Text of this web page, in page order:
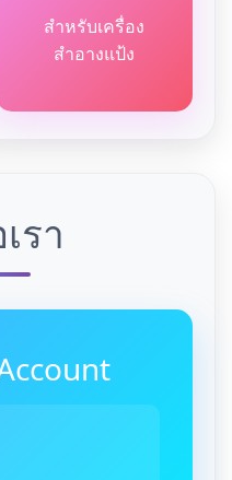
สำหรับเครื่อง
สำอางแป้ง
รา